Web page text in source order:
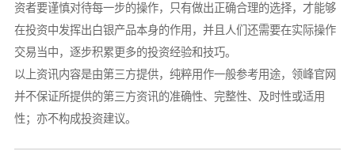
资者要谨慎对待每一步的操作，只有做出正确合理的选择，才能够
在投资中发挥出白银产品本身的作用，并且人们还需要在实际操作
交易当中，逐步积累更多的投资经验和技巧。
以上资讯内容是由第三方提供，纯粹用作一般参考用途，领峰官网
并不保证所提供的第三方资讯的准确性、完整性、及时性或适用
性；亦不构成投资建议。